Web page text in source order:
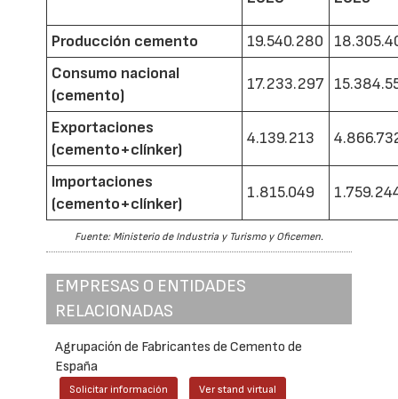
Producción cemento 19.540.280
Consumo nacional
(cemento)
17.233.297
Exportaciones
(cemento+clínker)
4.139.213
Importaciones
(cemento+clínker)
1.815.049
Fuente: Ministerio de Industria y Turismo y Oficemen.
EMPRESAS O ENTIDADES
RELACIONADAS
Agrupación de Fabricantes de Cemento de
España
Solicitar información Ver stand virtual